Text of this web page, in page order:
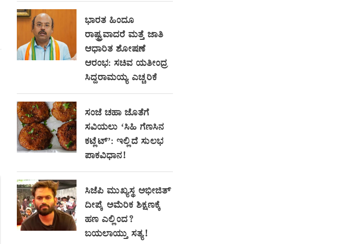
ಭಾರತ ಹಿಂದೂ
ರಾಷ್ಟ್ರವಾದರೆ ಮತ್ತೆ ಜಾತಿ
ಆಧಾರಿತ ಶೋಷಣೆ
ಆರಂಭ: ಸಚಿವ ಯತೀಂದ್ರ
ಸಿದ್ದರಾಮಯ್ಯ ಎಚ್ಚರಿಕೆ
ಸಂಜೆ ಚಹಾ ಜೊತೆಗೆ
ಸವಿಯಲು ‘ಸಿಹಿ ಗೆಣಸಿನ
ಕಟ್ಲೆಟ್’: ಇಲ್ಲಿದೆ ಸುಲಭ
ಪಾಕವಿಧಾನ!
ಸಿಜೆಪಿ ಮುಖ್ಯಸ್ಥ ಅಭೀಜಿತ್
ದೀಪ್ಕೆ ಅಮೆರಿಕ ಶಿಕ್ಷಣಕ್ಕೆ
ಹಣ ಎಲ್ಲಿಂದ?
ಬಯಲಾಯ್ತು ಸತ್ಯ!